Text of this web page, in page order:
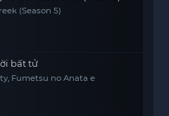
(Season 5)
bất tử
Fumetsu no Anata e